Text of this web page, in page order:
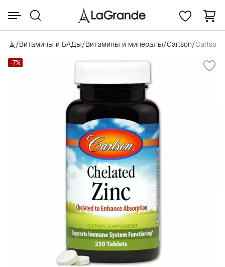
/Витамины и БАДы/Витамины и минералы/Carlson/Carlson
-7%